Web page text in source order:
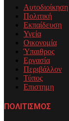
Αυτοδιοίκηση
Πολιτική
Εκπαίδευση
Υγεία
Οικονομία
Ύπαιθρος
Εργασία
Περιβάλλον
Τύπος
Επιστημη
ΠΟΛΙΤΙΣΜΟΣ